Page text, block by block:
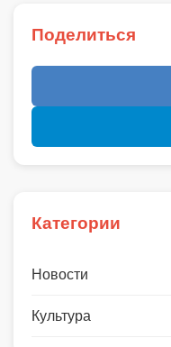
Поделиться
Категории
Новости
Культура